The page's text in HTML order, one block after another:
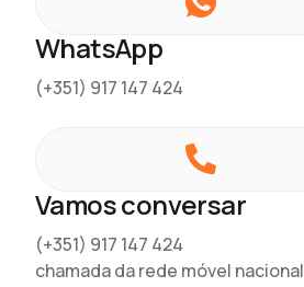
WhatsApp
(+351) 917 147 424
Vamos conversar
(+351) 917 147 424
chamada da rede móvel nacional